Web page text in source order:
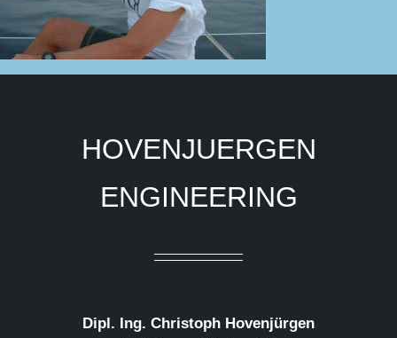
HOVENJUERGEN
ENGINEERING
Dipl. Ing. Christoph Hovenjürgen